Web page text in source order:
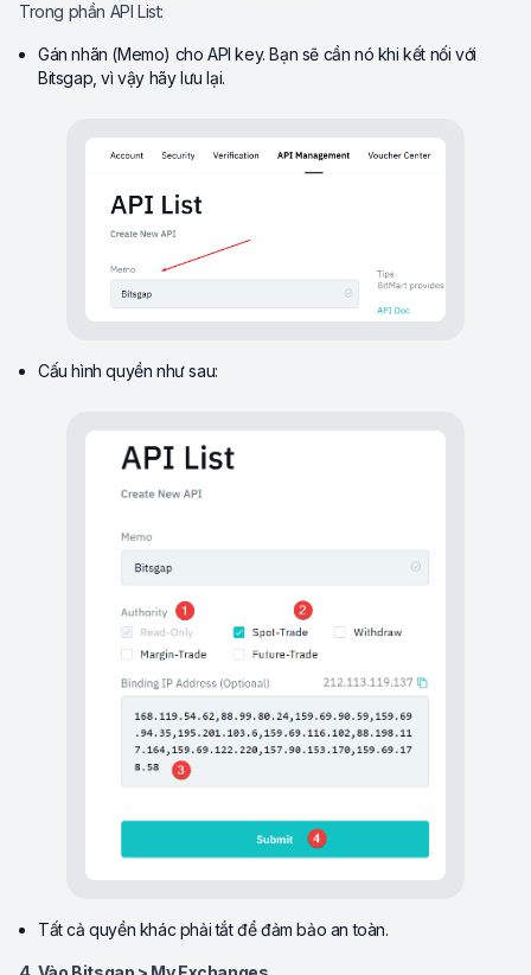
Trong phần API List:
Gán nhãn (Memo) cho API key. Bạn sẽ cần nó khi kết nối với
Bitsgap, vì vậy hãy lưu lại.
Cấu hình quyền như sau:
Tất cả quyền khác phải tắt để đảm bảo an toàn.